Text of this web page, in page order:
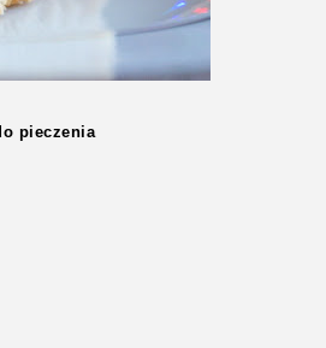
pieczenia